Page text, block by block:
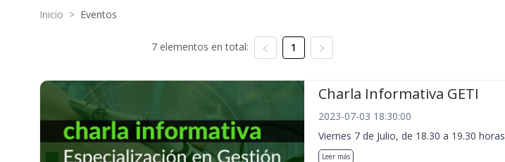
Inicio > Eventos
7 elementos en total: 1
Charla Informativa GETI
2023-07-03 18:30:00
Viernes 7 de Julio, de 18.30 a 19.30 horas
Leer más